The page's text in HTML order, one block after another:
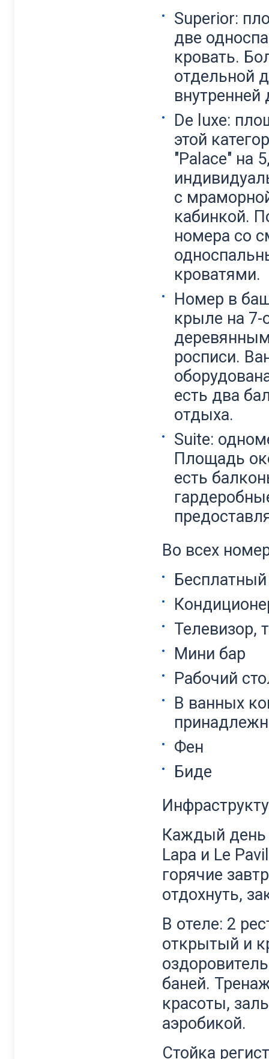
Superior:
две
кровать.
отдельной
De luxe:
этой
"Palace" на
с
кабинкой.
номера со
кроватями.
Номер в
крыле на 7-
росписи.
есть два
отдыха.
Suite:
Площадь
есть
Во всех
Телевизор,
Мини бар
Рабочий
В ванных
Фен
Биде
Каждый день
Lapa и Le
горячие
отдохнуть,
В отеле: 2
открытый и
баней.
красоты,
аэробикой.
Стойка